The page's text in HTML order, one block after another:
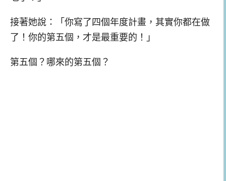
接著她說：「你寫了四個年度計畫，其實你都在做
了！你的第五個，才是最重要的！」
第五個？哪來的第五個？